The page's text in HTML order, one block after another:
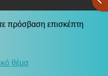
πρόσβαση επισκέπτη
θέμα